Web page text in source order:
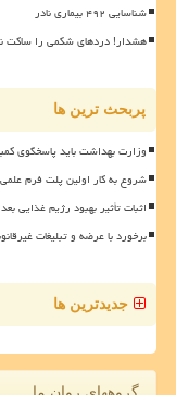
شناسایی ۴۹۲ بیماری نادر
هشدار! دردهای شکمی را ساکت
پربحث ترین ها
وزارت بهداشت باید پاسخگوی
شروع به کار اولین پلت فرم
اثبات تأثیر بهبود رژیم غذایی بعد از ۴۰ سالگی بر
برخورد با عرضه و تبلیغات
جدیدترین ها